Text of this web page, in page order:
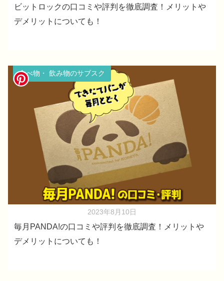
ビットロックの口コミや評判を徹底調査！メリットや
デメリットについても！
食べ物・ 飲み物のサブスク
2023年8月10日
毎月PANDA!の口コミや評判を徹底調査！メリットや
デメリットについても！